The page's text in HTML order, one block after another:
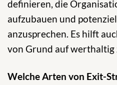
definieren, die
aufzubauen und
anzusprechen. Es hilft
von Grund auf werthaltig
Welche Arten von Exit-